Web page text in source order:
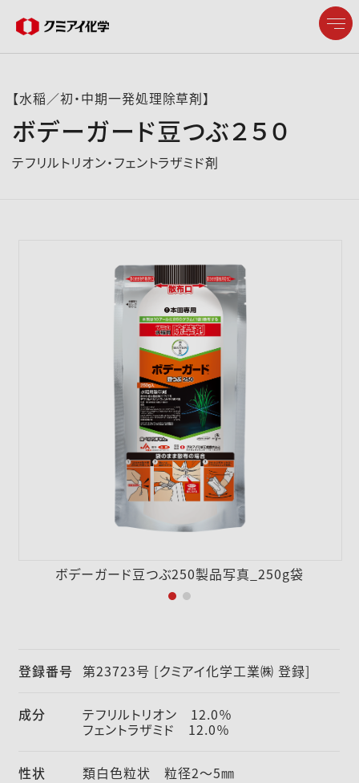
English
企業情報
サステナビリティ
【水稲／初・中期一発処理除草剤】
ボデーガード豆つぶ２５０
テフリルトリオン・フェントラザミド剤
ボデーガード豆つぶ250製品写真_250g袋
登録番号 第23723号 [クミアイ化学工業㈱ 登録]
成分 テフリルトリオン 12.0％
フェントラザミド 12.0％
性状 類白色粒状 粒径2～5㎜